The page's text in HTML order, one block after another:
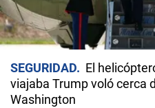
SEGURIDAD
El
viajaba Trump voló cerca
Washington